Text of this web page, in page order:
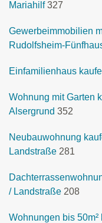
Mariahilf 327
Gewerbeimmobilien
Rudolfsheim-
Einfamilienhaus
Wohnung mit Garten
Alsergrund 352
Neubauwohnung
Landstraße 281
/ Landstraße 208
Wohnungen bis